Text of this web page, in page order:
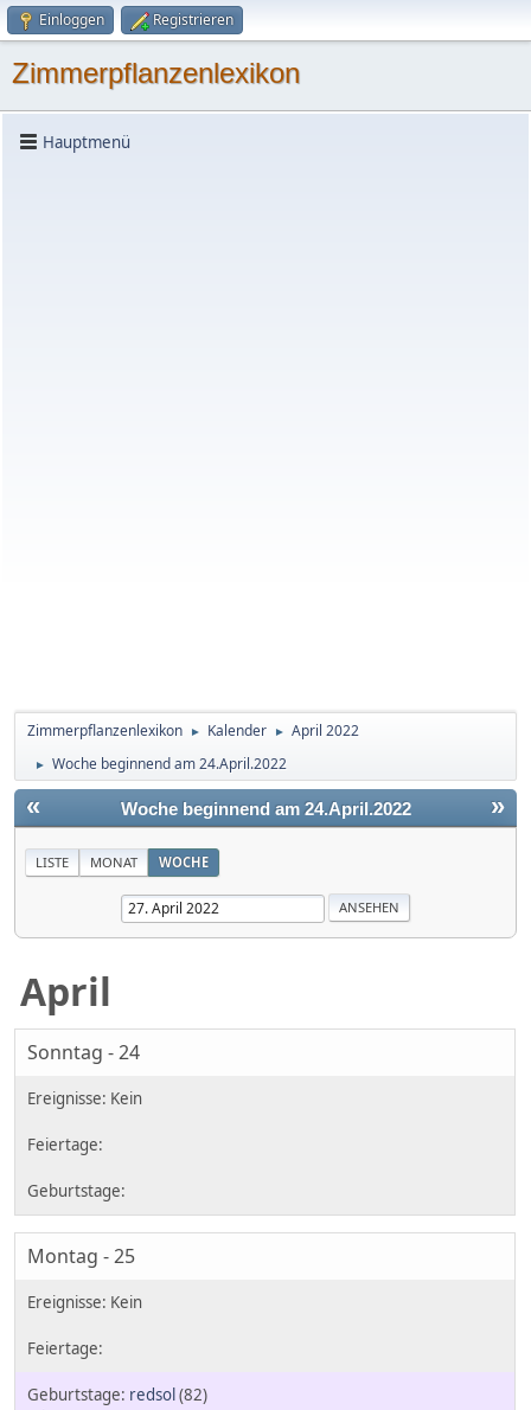
Einloggen Registrieren
Zimmerpflanzenlexikon
Hauptmenü
Zimmerpflanzenlexikon ► Kalender ► April 2022
► Woche beginnend am 24.April.2022
« »
Woche beginnend am 24.April.2022
LISTE MONAT WOCHE
April
Sonntag - 24
Montag - 25
redsol(82)